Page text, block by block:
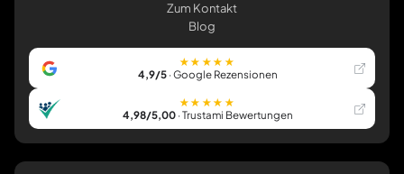
Zum Kontakt
Blog
★★★★★
4,9/5· Google Rezensionen
★★★★★
4,98/5,00· Trustami Bewertungen